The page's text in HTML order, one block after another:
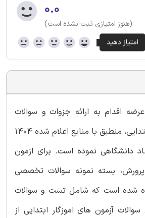
۰.۰
(هنوز امتیازی ثبت نشده است)
اقدام به ارائه جزوات و سوالات
استخدامی آموزگار ابتدایی، منطبق با منابع اعلام شده 1404
دانشگاهی نموده است. برای ازمون
پرورش، بسته نمونه سوالات تخصصی
شده است که شامل تست و سوالات
آزمون های اموزگار ابتدایی از